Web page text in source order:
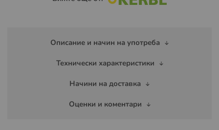
Описание и начин на употреба
Технически характеристики
Начини на доставка
Оценки и коментари